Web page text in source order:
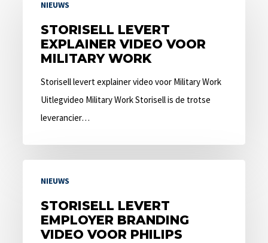
levert
explainer
video
Military
Work
NIEUWS
STORISELL LEVERT
EXPLAINER VIDEO VOOR
MILITARY WORK
Storisell levert explainer video voor Military Work
Uitlegvideo Military Work Storisell is de trotse
leverancier…
levert
employer
branding
NIEUWS
STORISELL LEVERT
EMPLOYER BRANDING
VIDEO VOOR PHILIPS